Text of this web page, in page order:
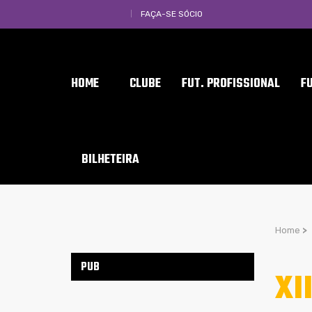
FAÇA-SE SÓCIO
HOME CLUBE FUT. PROFISSIONAL
BILHETEIRA
Home >
PUB